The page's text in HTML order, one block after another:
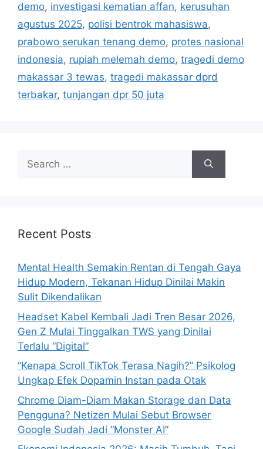
demo, investigasi kematian affan, kerusuhan
agustus 2025, polisi bentrok mahasiswa,
prabowo serukan tenang demo, protes nasional
indonesia, rupiah melemah demo, tragedi demo
makassar 3 tewas, tragedi makassar dprd
terbakar, tunjangan dpr 50 juta
h
r
:
Recent Posts
Mental Health Semakin Rentan di Tengah Gaya
Hidup Modern, Tekanan Hidup Dinilai Makin
Sulit Dikendalikan
Headset Kabel Kembali Jadi Tren Besar 2026,
Gen Z Mulai Tinggalkan TWS yang Dinilai
Terlalu “Digital”
“Kenapa Scroll TikTok Terasa Nagih?” Psikolog
Ungkap Efek Dopamin Instan pada Otak
Chrome Diam-Diam Makan Storage dan Data
Pengguna? Netizen Mulai Sebut Browser
Google Sudah Jadi “Monster AI”